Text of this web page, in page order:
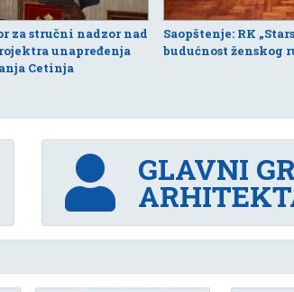
za stručni nadzor nad
unapređenja
Cetinja
Saopštenje: RK
budućnost ženskog
GLAVNI